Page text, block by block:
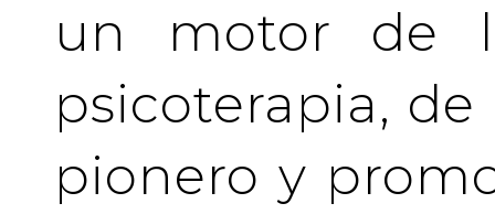
un motor de
psicoterapia,
pionero y